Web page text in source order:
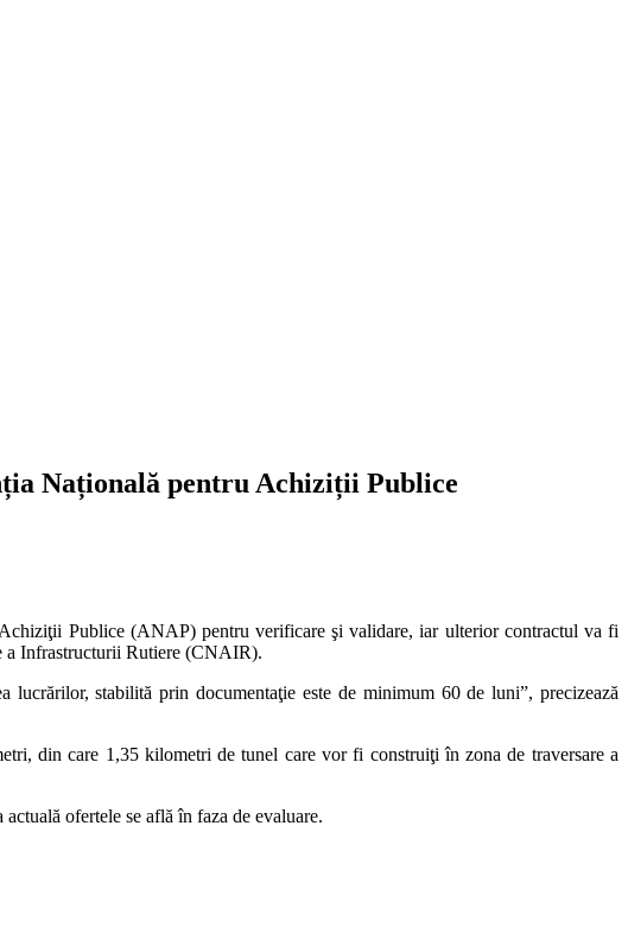
Națională pentru Achiziții Publice
Publice (ANAP) pentru verificare şi validare, iar ulterior contractul va fi
a Infrastructurii Rutiere (CNAIR).
lucrărilor, stabilită prin documentaţie este de minimum 60 de luni”, precizează
din care 1,35 kilometri de tunel care vor fi construiţi în zona de traversare a
ofertele se află în faza de evaluare.